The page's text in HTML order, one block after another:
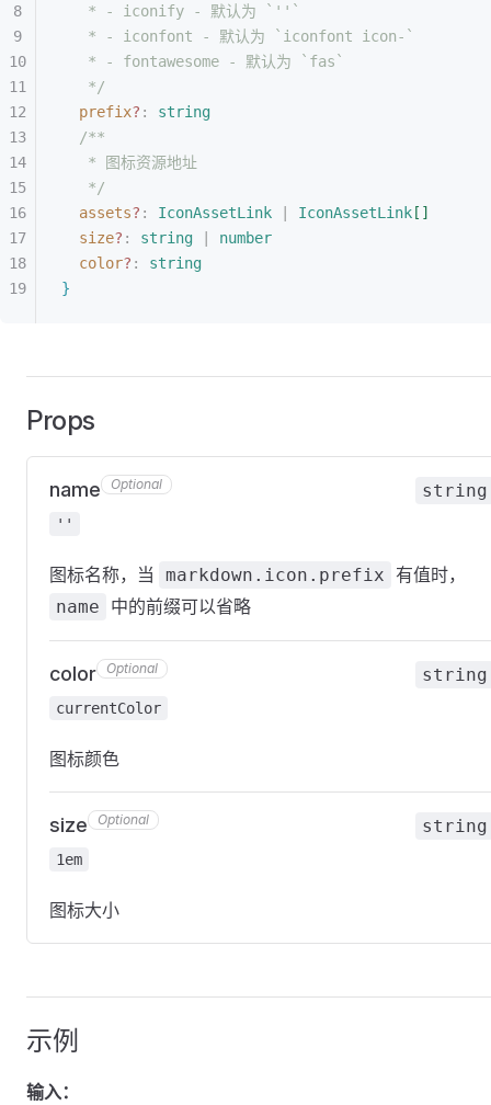
* - iconify - 默认为 `''`
* - iconfont - 默认为 `iconfont icon-`
* - fontawesome - 默认为 `fas`
*/
prefix? : string
/**
* 图标资源地址
*/
assets? : IconAssetLink IconAssetLink [ ]
size? : string
number
color? : string
}
Props
name Optional string
''
图标名称，当 markdown.icon.prefix 有值时，
name 中的前缀可以省略
color Optional string
currentColor
图标颜色
size Optional string
1em
图标大小
示例
输入：